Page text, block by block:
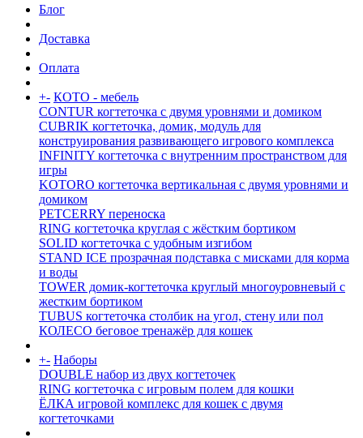
Блог
Доставка
Оплата
+- КОТО - мебель
CONTUR когтеточка с двумя уровнями и домиком
CUBRIK когтеточка, домик, модуль для
конструирования развивающего игрового комплекса
INFINITY когтеточка с внутренним пространством для
игры
KOTORO когтеточка вертикальная с двумя уровнями и
домиком
PETCERRY переноска
RING когтеточка круглая с жёстким бортиком
SOLID когтеточка с удобным изгибом
STAND ICE прозрачная подставка с мисками для корма
и воды
TOWER домик-когтеточка круглый многоуровневый с
жестким бортиком
TUBUS когтеточка столбик на угол, стену или пол
КОЛЕСО беговое тренажёр для кошек
+- Наборы
DOUBLE набор из двух когтеточек
RING когтеточка c игровым полем для кошки
ЁЛКА игровой комплекс для кошек с двумя
когтеточками